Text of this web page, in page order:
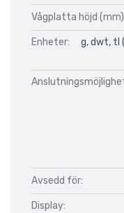
Vågplatta höjd
Enheter:
g, dwt, tl
Avsedd för:
Display: